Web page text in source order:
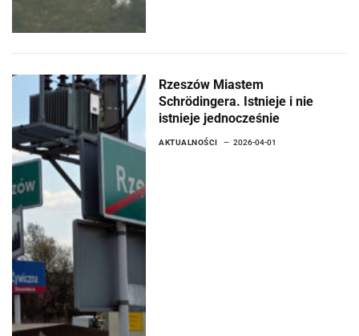
Rzeszów Miastem
Schrödingera. Istnieje i nie
istnieje jednocześnie
AKTUALNOŚCI 2026-04-01